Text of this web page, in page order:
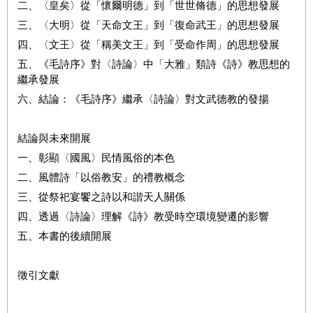
二、〈皇矣〉從「懷爾明德」到「世世脩德」的思想發展
三、〈大明〉從「天命文王」到「復命武王」的思想發展
四、〈文王〉從「稱美文王」到「受命作周」的思想發展
五、《毛詩序》對〈詩論〉中「大雅」類詩《詩》教思想的
繼承發展
六、結論：《毛詩序》繼承〈詩論〉對文武德教的發揚
結論與未來開展
一、彰顯〈國風〉民情風俗的本色
二、風體詩「以俗教安」的禮教概念
三、從祭祀宴饗之詩以和諧天人關係
四、透過〈詩論〉理解《詩》教受時空環境變遷的影響
五、本書的後續開展
徵引文獻